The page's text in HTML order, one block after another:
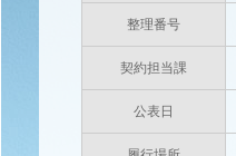
整理番号
契約担当課
公表日